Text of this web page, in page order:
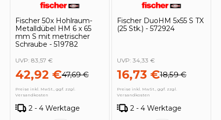
Fischer 50x Hohlraum-
Metalldübel HM 6 x 65
mm S mit metrischer
Schraube - 519782
42,92 €47,69 €
UVP: 83,57 €
Preise inkl. MwSt., ggf. zzgl.
Versandkosten
2 - 4 Werktage
Fischer DuoHM 5x55 S TX
(25 Stk.) - 572924
16,73 €18,59 €
UVP: 34,33 €
Preise inkl. MwSt., ggf. zzgl.
Versandkosten
2 - 4 Werktage